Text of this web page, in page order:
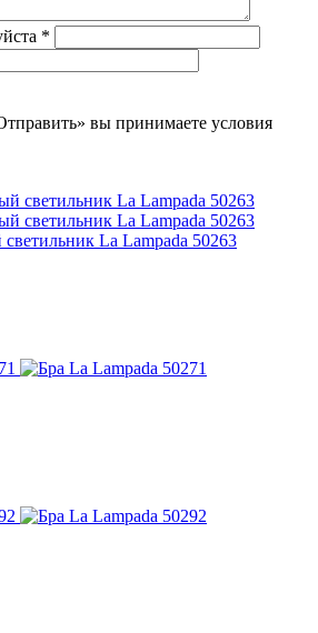
*
вы принимаете условия
La Lampada 50263